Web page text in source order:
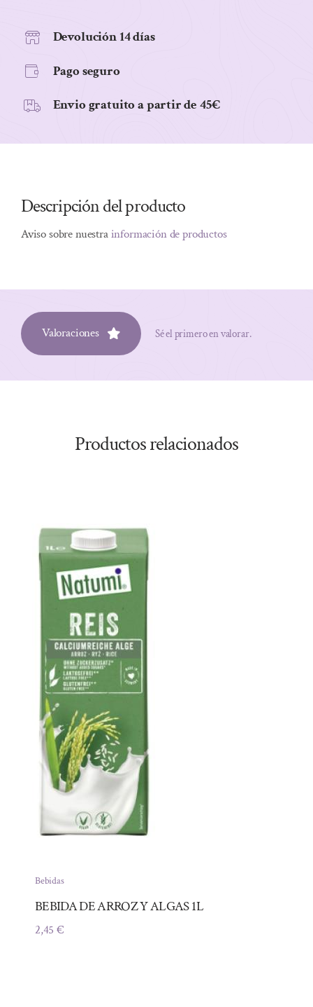
BIO
Devolución 14 días
Pago seguro
Envio gratuito a partir de 45€
Descripción del producto
Aviso sobre nuestrainformación de productos
Valoraciones Sé el primero en valorar.
Productos relacionados
Bebidas
BEBIDA DE ARROZ Y ALGAS 1L
2,45€